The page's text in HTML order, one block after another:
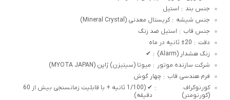
جنس بند : استیل
جنس شیشه : کریستال معدنی (Mineral Crystal)
جنس قاب : استیل ضد زنگ
دقت : ±20 ثانیه در ماه
زنگ هشدار (Alarm)
:
✔
شرکت سازنده موتور : میوتا (سیتیزن) ژاپن (MYOTA JAPAN)
فرم هندسی قاب : چهار گوش
کورنوگراف
(کورنومتر)
:
✔ (1/100 ثانیه + با قابلیت زمانسنجی بیش از 60
دقیقه)